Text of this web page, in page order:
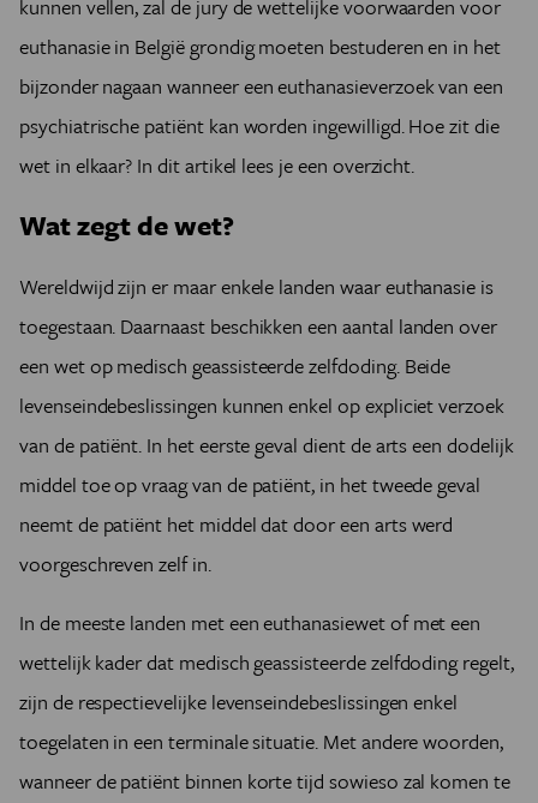
kunnen vellen, zal de jury de wettelijke voorwaarden voor
euthanasie in België grondig moeten bestuderen en in het
bijzonder nagaan wanneer een euthanasieverzoek van een
psychiatrische patiënt kan worden ingewilligd. Hoe zit die
wet in elkaar? In dit artikel lees je een overzicht.
Wat zegt de wet?
Wereldwijd zijn er maar enkele landen waar euthanasie is
toegestaan. Daarnaast beschikken een aantal landen over
een wet op medisch geassisteerde zelfdoding. Beide
levenseindebeslissingen kunnen enkel op expliciet verzoek
van de patiënt. In het eerste geval dient de arts een dodelijk
middel toe op vraag van de patiënt, in het tweede geval
neemt de patiënt het middel dat door een arts werd
voorgeschreven zelf in.
In de meeste landen met een euthanasiewet of met een
wettelijk kader dat medisch geassisteerde zelfdoding regelt,
zijn de respectievelijke levenseindebeslissingen enkel
toegelaten in een terminale situatie. Met andere woorden,
wanneer de patiënt binnen korte tijd sowieso zal komen te